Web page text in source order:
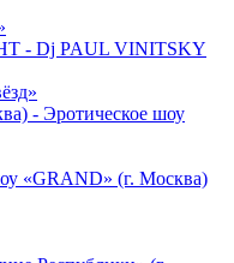
- Dj PAUL VINITSKY
- Эротическое шоу
«GRAND» (г. Москва)